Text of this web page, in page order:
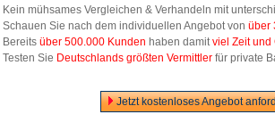
Kein mühsames Vergleichen & Verhandeln mit
Schauen Sie nach dem individuellen Angebot von über
Bereits über 500.000 Kunden haben damitviel Zeit und
Testen Sie Deutschlands größten Vermittler für private
Jetzt kostenloses Angebot